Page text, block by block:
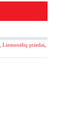
Liemenėlių priedai